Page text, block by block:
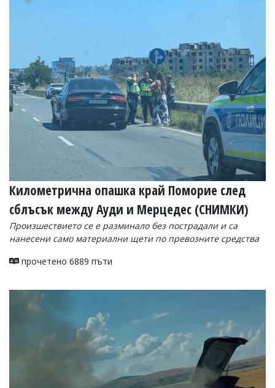
Километрична опашка край Поморие след
сблъсък между Ауди и Мерцедес (СНИМКИ)
Произшествието се е разминало без пострадали и са
нанесени само материални щети по превозните средства
прочетено 6889 пъти